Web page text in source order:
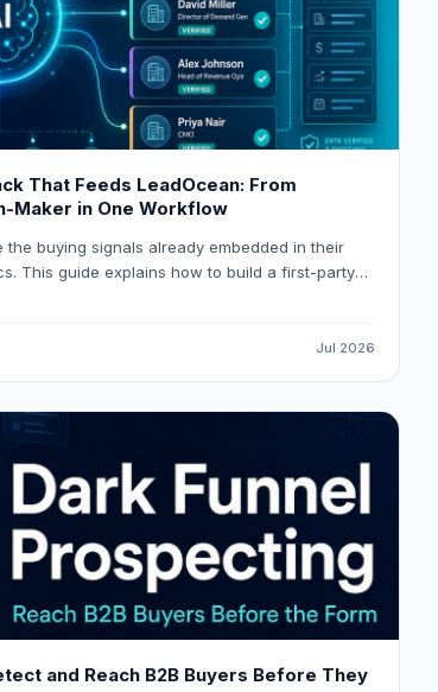
That Feeds LeadOcean: From
Maker in One Workflow
buying signals already embedded in their
This guide explains how to build a first-party
Jul 2026
and Reach B2B Buyers Before They